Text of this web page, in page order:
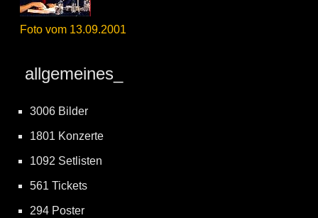
Foto vom 13.09.2001
allgemeines_
3006 Bilder
1801 Konzerte
1092 Setlisten
561 Tickets
294 Poster